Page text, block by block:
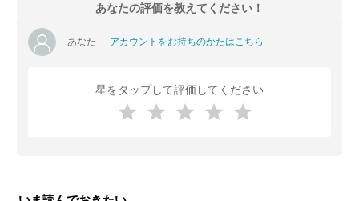
あなたの評価を教えてください！
あなた アカウントをお持ちのかたはこちら
星をタップして評価してください